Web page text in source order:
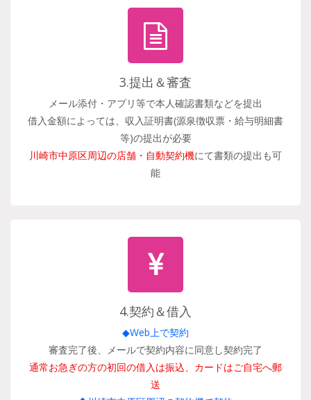
3.提出＆審査
メール添付・アプリ等で本人確認書類などを提出
借入金額によっては、収入証明書(源泉徴収票・給与明細書
等)の提出が必要
川崎市中原区周辺の店舗・自動契約機にて書類の提出も可
能
4.契約＆借入
◆Web上で契約
審査完了後、メールで契約内容に同意し契約完了
通常お急ぎの方の初回の借入は振込、カードはご自宅へ郵
送